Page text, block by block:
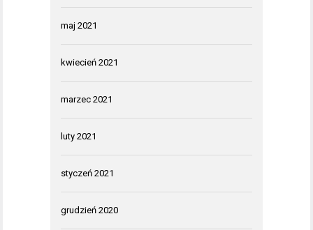
maj 2021
kwiecień 2021
marzec 2021
luty 2021
styczeń 2021
grudzień 2020